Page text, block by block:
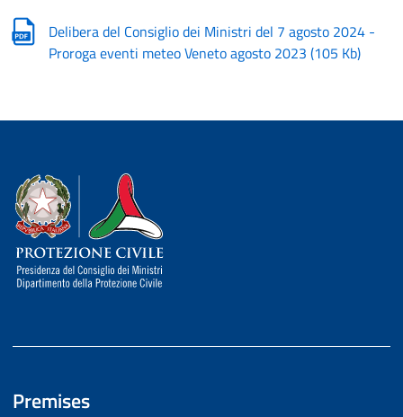
Delibera del Consiglio dei Ministri del 7 agosto 2024 -
Proroga eventi meteo Veneto agosto 2023 (105 Kb)
Dipartimento della Protezione Civile
Premises